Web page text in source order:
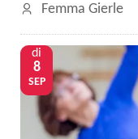
Femma Gierle
di
8
SEP